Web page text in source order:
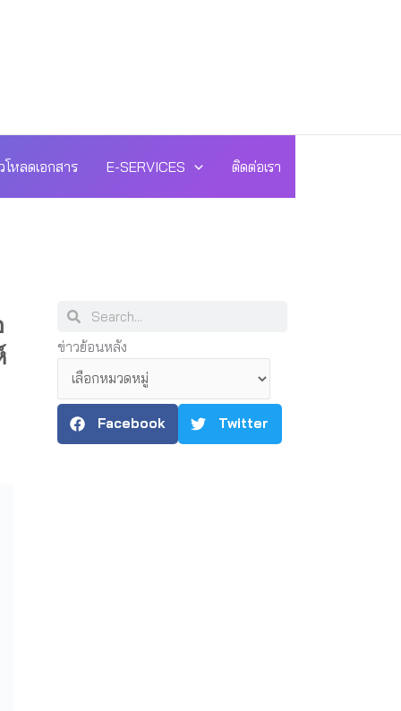
โหลดเอกสาร E-SERVICES ติดต่อเรา
SearchSearch
ข่าวย้อนหลัง
ข่าว
ย้อน
หลัง
Facebook
Twitter